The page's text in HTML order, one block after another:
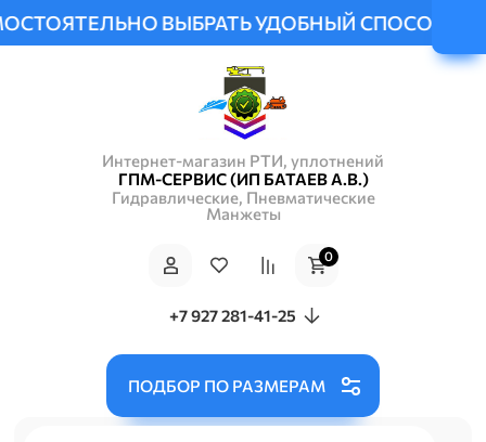
ВЫБРАТЬ УДОБНЫЙ СПОСОБ ДОСТАВКИ
Интернет-магазин РТИ, уплотнений
ГПМ-СЕРВИС (ИП БАТАЕВ А.В.)
Гидравлические, Пневматические
Манжеты
0
+7 927 281-41-25
ПОДБОР ПО РАЗМЕРАМ